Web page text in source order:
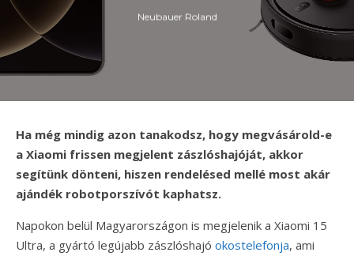
Neubauer Roland
Ha még mindig azon tanakodsz, hogy megvásárold-e
a Xiaomi frissen megjelent zászlóshajóját, akkor
segítünk dönteni, hiszen rendelésed mellé most akár
ajándék robotporszívót kaphatsz.
Napokon belül Magyarországon is megjelenik a Xiaomi 15
Ultra, a gyártó legújabb zászlóshajó okostelefonja, ami